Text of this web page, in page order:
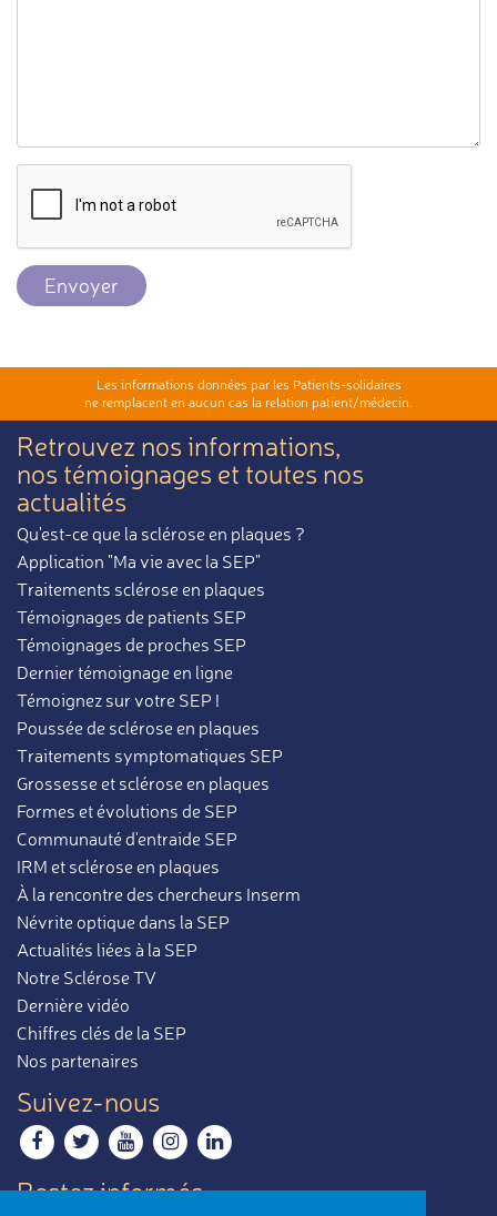
Envoyer
Les informations données par les Patients-solidaires
ne remplacent en aucun cas la relation patient/médecin.
Retrouvez nos informations,
nos témoignages et toutes nos
actualités
Qu'est-ce que la sclérose en plaques ?
Application "Ma vie avec la SEP"
Traitements sclérose en plaques
Témoignages de patients SEP
Témoignages de proches SEP
Dernier témoignage en ligne
Témoignez sur votre SEP !
Poussée de sclérose en plaques
Traitements symptomatiques SEP
Grossesse et sclérose en plaques
Formes et évolutions de SEP
Communauté d'entraide SEP
IRM et sclérose en plaques
À la rencontre des chercheurs Inserm
Névrite optique dans la SEP
Actualités liées à la SEP
Notre Sclérose TV
Dernière vidéo
Chiffres clés de la SEP
Nos partenaires
Suivez-nous
Restez informés